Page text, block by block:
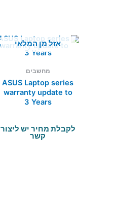
אזל מן המלאי
מחשבים
ASUS Laptop series
warranty update to
3 Years
לקבלת מחיר יש ליצור
קשר